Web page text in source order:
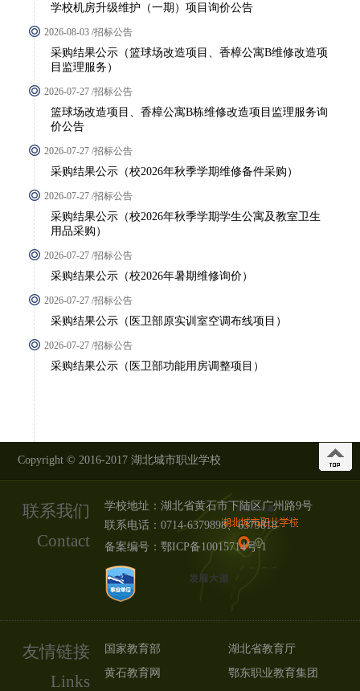
学校机房升级维护（一期）项目询价公告
2026-08-03 /招标公告
采购结果公示（篮球场改造项目、香樟公寓B维修改造项
目监理服务）
2026-07-27 /招标公告
篮球场改造项目、香樟公寓B栋维修改造项目监理服务询
价公告
2026-07-27 /招标公告
采购结果公示（校2026年秋季学期维修备件采购）
2026-07-27 /招标公告
采购结果公示（校2026年秋季学期学生公寓及教室卫生
用品采购）
2026-07-27 /招标公告
采购结果公示（校2026年暑期维修询价）
2026-07-27 /招标公告
采购结果公示（医卫部原实训室空调布线项目）
2026-07-27 /招标公告
采购结果公示（医卫部功能用房调整项目）
Copyright © 2016-2017 湖北城市职业学校
联系我们
Contact
学校地址：湖北省黄石市下陆区广州路9号
联系电话：0714-6379898、6379818
备案编号： 鄂ICP备10015714号-1
友情链接
Links
国家教育部
湖北省教育厅
黄石教育网
鄂东职业教育集团